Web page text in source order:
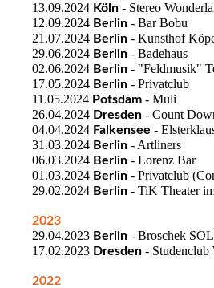
13.09.2024 Köln - Stereo
12.09.2024 Berlin - Bar Bobu
21.07.2024 Berlin - Kunsthof
29.06.2024 Berlin - Badehaus
02.06.2024 Berlin - "Feldmusik"
17.05.2024 Berlin - Privatclub
11.05.2024 Potsdam - Muli
26.04.2024 Dresden - Count
04.04.2024 Falkensee -
31.03.2024 Berlin - Artliners
06.03.2024 Berlin - Lorenz Bar
01.03.2024 Berlin - Privatclub
29.02.2024 Berlin - TiK Theater
2023
29.04.2023 Berlin - Broschek
17.02.2023 Dresden - Studenclub
2022